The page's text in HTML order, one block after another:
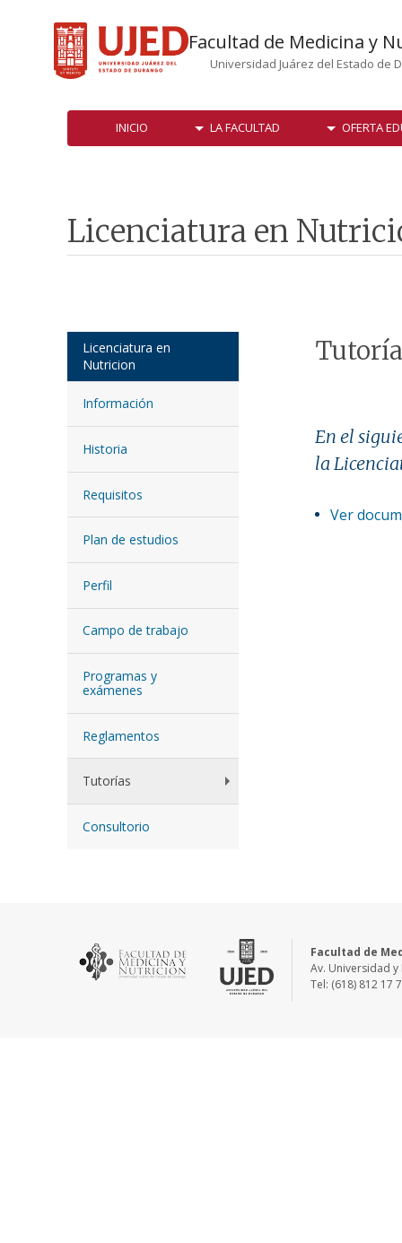
Facultad de Medicina y
Universidad Juárez del Estado de
INICIO LA FACULTAD OFERTA
Licenciatura en
Licenciatura en
Nutricion
Información
Historia
Requisitos
Plan de estudios
Perfil
Campo de trabajo
Programas y
exámenes
Reglamentos
Tutorías
Consultorio
En el
la
Ver
Facultad de
Av. Universidad y
Tel: (618) 812 17